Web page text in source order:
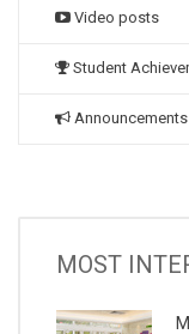
Video posts
Student
Announcements
MOST